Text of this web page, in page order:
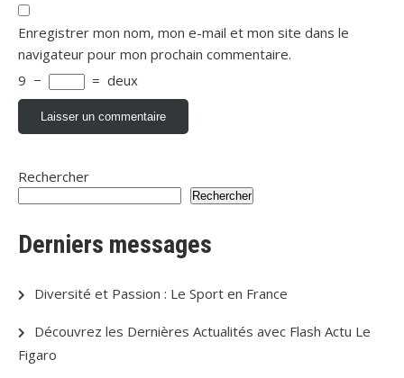
Enregistrer mon nom, mon e-mail et mon site dans le
navigateur pour mon prochain commentaire.
9 − = deux
Rechercher
Rechercher
Derniers messages
Diversité et Passion : Le Sport en France
Découvrez les Dernières Actualités avec Flash Actu Le
Figaro